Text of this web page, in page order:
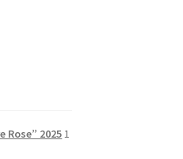
Rose” 20251